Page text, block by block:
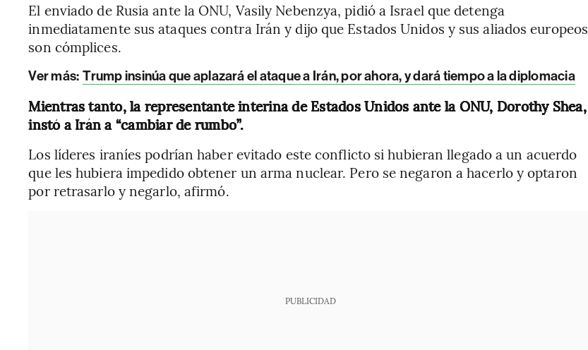
El enviado de Rusia ante la ONU, Vasily Nebenzya, pidió a Israel que detenga
inmediatamente sus ataques contra Irán y dijo que Estados Unidos y sus aliados europeos
son cómplices.
Ver más: Trump insinúa que aplazará el ataque a Irán, por ahora, y dará tiempo a la diplomacia
Mientras tanto, la representante interina de Estados Unidos ante la ONU, Dorothy Shea,
instó a Irán a “cambiar de rumbo”.
Los líderes iraníes podrían haber evitado este conflicto si hubieran llegado a un acuerdo
que les hubiera impedido obtener un arma nuclear. Pero se negaron a hacerlo y optaron
por retrasarlo y negarlo, afirmó.
PUBLICIDAD